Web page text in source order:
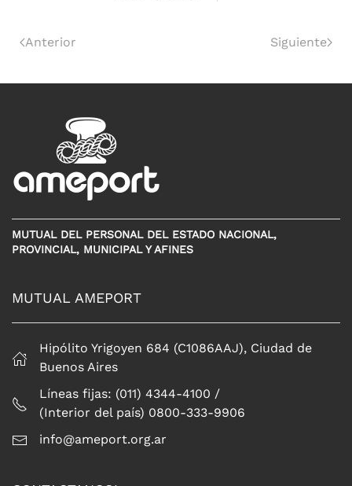
Anterior Siguiente
MUTUAL DEL PERSONAL DEL ESTADO NACIONAL,
PROVINCIAL, MUNICIPAL Y AFINES
MUTUAL AMEPORT
Hipólito Yrigoyen 684 (C1086AAJ), Ciudad de
Buenos Aires
Líneas fijas: (011) 4344-4100 /
(Interior del país) 0800-333-9906
info@ameport.org.ar